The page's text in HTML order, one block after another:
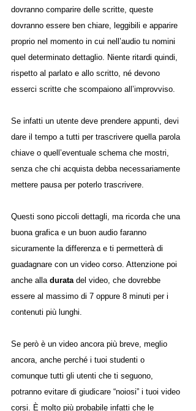
dovranno comparire delle scritte, queste
dovranno essere ben chiare, leggibili e apparire
proprio nel momento in cui nell’audio tu nomini
quel determinato dettaglio. Niente ritardi quindi,
rispetto al parlato e allo scritto, né devono
esserci scritte che scompaiono all’improvviso.
Se infatti un utente deve prendere appunti, devi
dare il tempo a tutti per trascrivere quella parola
chiave o quell’eventuale schema che mostri,
senza che chi acquista debba necessariamente
mettere pausa per poterlo trascrivere.
Questi sono piccoli dettagli, ma ricorda che una
buona grafica e un buon audio faranno
sicuramente la differenza e ti permetterà di
guadagnare con un video corso. Attenzione poi
anche alla durata del video, che dovrebbe
essere al massimo di 7 oppure 8 minuti per i
contenuti più lunghi.
Se però è un video ancora più breve, meglio
ancora, anche perché i tuoi studenti o
comunque tutti gli utenti che ti seguono,
potranno evitare di giudicare “noiosi” i tuoi video
corsi. È molto più probabile infatti che le